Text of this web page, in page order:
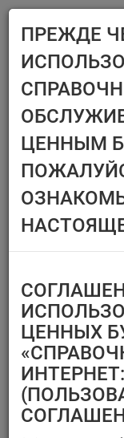
Главная
ПРЕЖДЕ
ЦЕННЫМ
ЦЕННЫХ
ИНТЕРНЕТ:
Эмитент/ИФ/ИП
Тип финансового
инструмента
Перечень
по которым